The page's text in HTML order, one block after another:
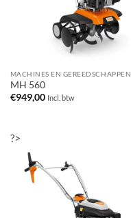
MACHINES EN GEREEDSCHAPPEN
MH 560
€949,00 Incl. btw
?>